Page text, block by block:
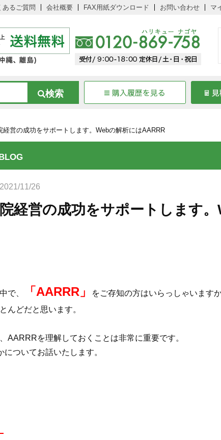
あるご質問 会社概要 FAX用紙ダウンロード お問い合わせ マ
経営の成功をサポートします。Webの解析にはAARRR
11/26
経営の成功をサポートします
で、 「AARRR」
をご存知の方はいらっしゃいます
んどだと思います。
AARRRを理解しておくことは非常に重要です。
ついてお話いたします。